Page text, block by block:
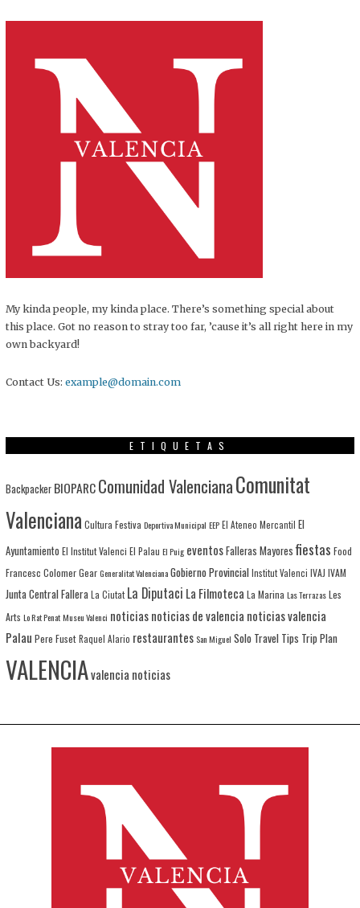
My kinda people, my kinda place. There’s something special about
this place. Got no reason to stray too far, ’cause it’s all right here in my
own backyard!
Contact Us: example@domain.com
ETIQUETAS
Backpacker BIOPARCComunidad ValencianaComunitat
Valenciana Cultura Festiva Deportiva Municipal EEP El Ateneo Mercantil El
Ayuntamiento El Institut Valenci El Palau El Puig eventosFalleras Mayoresfiestas Food
Francesc ColomerGear Generalitat Valenciana Gobierno Provincial Institut Valenci IVAJ IVAM
Junta Central Fallera La Ciutat La Diputaci La Filmoteca La Marina Las Terrazas Les
Arts Lo Rat Penat Museu Valenci noticiasnoticias de valencia noticias valencia
Palau Pere Fuset Raquel Alario restaurantes San Miguel Solo Travel Tips Trip Plan
VALENCIAvalencia noticias